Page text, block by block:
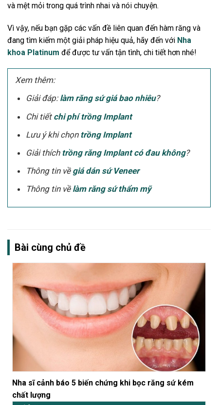
và mệt mỏi trong quá trình nhai và nói chuyện.
Vì vậy, nếu bạn gặp các vấn đề liên quan đến hàm răng và
đang tìm kiếm một giải pháp hiệu quả, hãy đến với Nha
khoa Platinum để được tư vấn tận tình, chi tiết hơn nhé!
Xem thêm:
Giải đáp: làm răng sứ giá bao nhiêu?
Chi tiết chi phí trồng Implant
Lưu ý khi chọn trồng Implant
Giải thích trồng răng Implant có đau không?
Thông tin về giá dán sứ Veneer
Thông tin về làm răng sứ thẩm mỹ
Bài cùng chủ đề
Nha sĩ cảnh báo 5 biến chứng khi bọc răng sứ kém
chất lượng